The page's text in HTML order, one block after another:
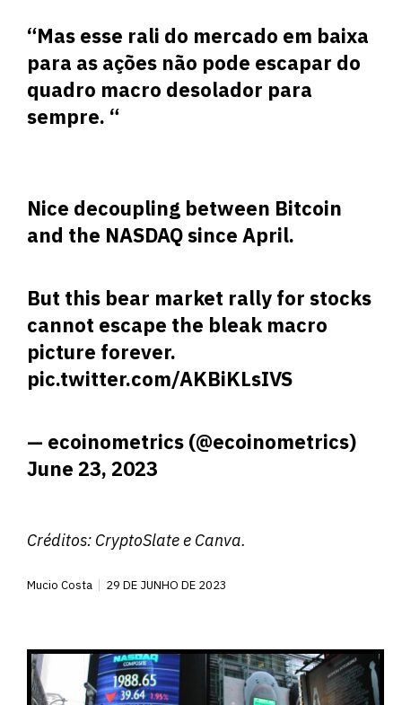
“Mas esse rali do mercado em baixa
para as ações não pode escapar do
quadro macro desolador para
sempre. “
Nice decoupling between Bitcoin
and the NASDAQ since April.
But this bear market rally for stocks
cannot escape the bleak macro
picture forever.
pic.twitter.com/AKBiKLsIVS
— ecoinometrics (@ecoinometrics)
June 23, 2023
Créditos: CryptoSlatee Canva.
Mucio Costa 29 DE JUNHO DE 2023